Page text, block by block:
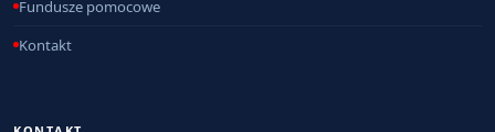
Fundusze pomocowe
Kontakt
KONTAKT